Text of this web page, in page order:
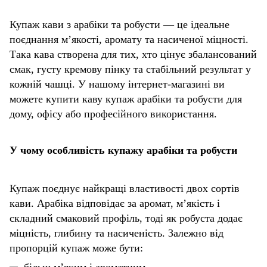
Купаж кави з арабіки та робусти — це ідеальне
поєднання м’якості, аромату та насиченої міцності.
Така кава створена для тих, хто цінує збалансований
смак, густу кремову пінку та стабільний результат у
кожній чашці. У нашому інтернет-магазині ви
можете купити каву купаж арабіки та робусти для
дому, офісу або професійного використання.
У чому особливість купажу арабіки та робусти
Купаж поєднує найкращі властивості двох сортів
кави. Арабіка відповідає за аромат, м’якість і
складний смаковий профіль, тоді як робуста додає
міцність, глибину та насиченість. Залежно від
пропорцій купаж може бути: